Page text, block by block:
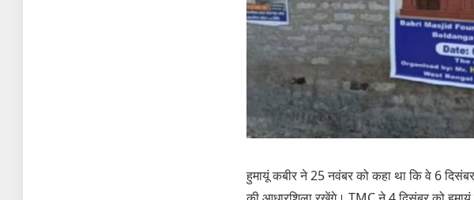
हुमायूं कबीर ने 25 नवंबर को कहा था कि वे 6